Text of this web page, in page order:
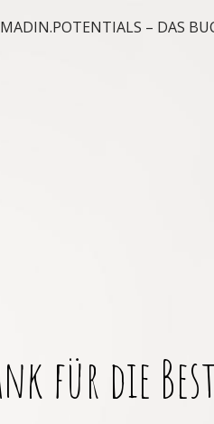
– DAS
für die